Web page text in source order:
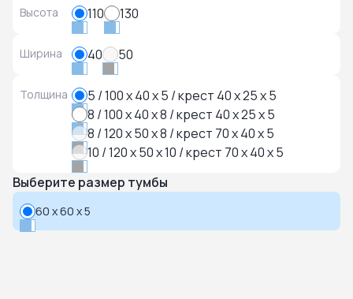
Высота 110 130
Ширина 40 50
Толщина
5 / 100 x 40 x 5 / крест 40 x 25 x 5
8 / 100 x 40 x 8 / крест 40 x 25 x 5
8 / 120 x 50 x 8 / крест 70 x 40 x 5
10 / 120 x 50 x 10 / крест 70 x 40 x 5
Выберите размер тумбы
60 x 60 x 5